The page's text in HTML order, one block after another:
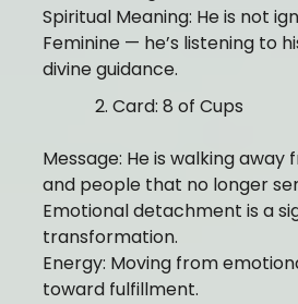
Spiritual Meaning: He is not
Feminine — he’s listening to
divine guidance.
Card: 8 of Cups
Message: He is walking
and people that no longer
Emotional detachment is a
transformation.
Energy: Moving from
toward fulfillment.